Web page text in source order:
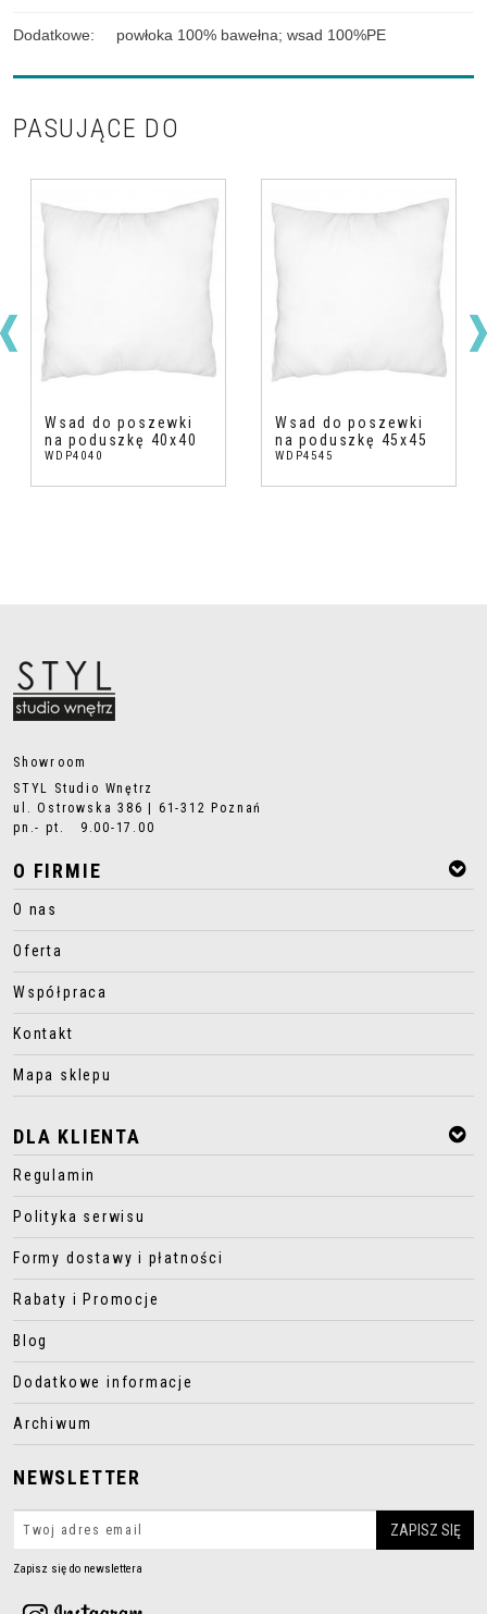
Dodatkowe: powłoka 100% bawełna; wsad 100%PE
PASUJĄCE DO
Wsad do poszewki
na poduszkę 40x40
WDP4040
Wsad do poszewki
na poduszkę 45x45
WDP4545
Showroom
STYL Studio Wnętrz
ul. Ostrowska 386 | 61-312 Poznań
pn.- pt. 9.00-17.00
O FIRMIE
O nas
Oferta
Współpraca
Kontakt
Mapa sklepu
DLA KLIENTA
Regulamin
Polityka serwisu
Formy dostawy i płatności
Rabaty i Promocje
Blog
Dodatkowe informacje
Archiwum
NEWSLETTER
Zapisz się do newslettera